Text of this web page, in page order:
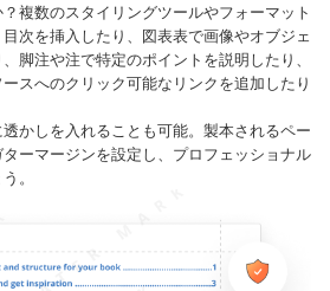
複数のスタイリングツールやフォーマット
次を挿入したり、図表表で画像やオブジェ
脚注や注で特定のポイントを説明したり、
スへのクリック可能なリンクを追加したり
かしを入れることも可能。製本されるペー
ーマージンを設定し、プロフェッショナル
。